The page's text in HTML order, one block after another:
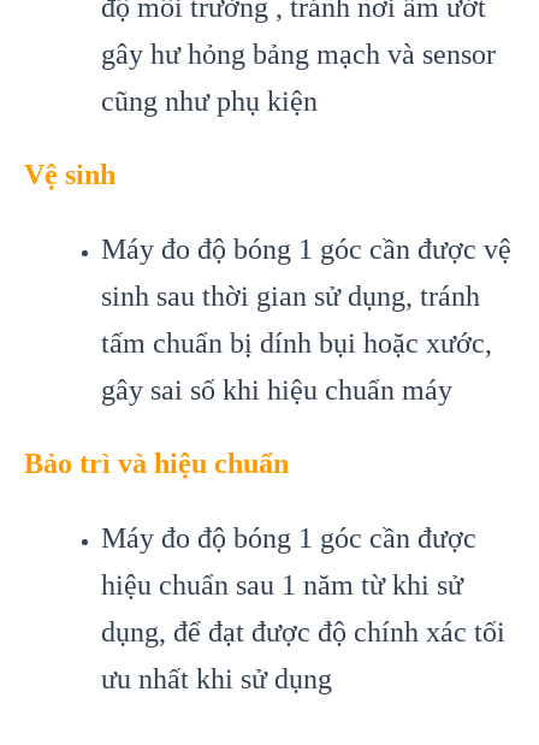
độ môi trường , tránh nơi ẩm ướt
gây hư hỏng bảng mạch và sensor
cũng như phụ kiện
Vệ sinh
Máy đo độ bóng 1 góc cần được vệ
sinh sau thời gian sử dụng, tránh
tấm chuẩn bị dính bụi hoặc xước,
gây sai số khi hiệu chuẩn máy
Bảo trì và hiệu chuẩn
Máy đo độ bóng 1 góc cần được
hiệu chuẩn sau 1 năm từ khi sử
dụng, để đạt được độ chính xác tối
ưu nhất khi sử dụng